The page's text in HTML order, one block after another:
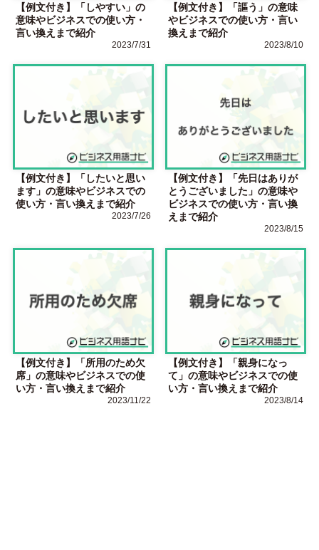
【例文付き】「しやすい」の
意味やビジネスでの使い方・
言い換えまで紹介
2023/7/31
【例文付き】「謳う」の意味
やビジネスでの使い方・言い
換えまで紹介
2023/8/10
【例文付き】「したいと思い
ます」の意味やビジネスでの
使い方・言い換えまで紹介
2023/7/26
【例文付き】「先日はありが
とうございました」の意味や
ビジネスでの使い方・言い換
えまで紹介
2023/8/15
【例文付き】「所用のため欠
席」の意味やビジネスでの使
い方・言い換えまで紹介
2023/11/22
【例文付き】「親身になっ
て」の意味やビジネスでの使
い方・言い換えまで紹介
2023/8/14